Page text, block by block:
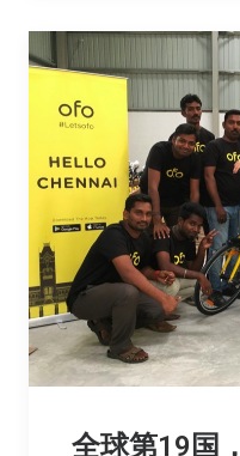
全球第19国